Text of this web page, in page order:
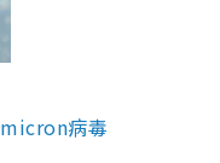
病毒